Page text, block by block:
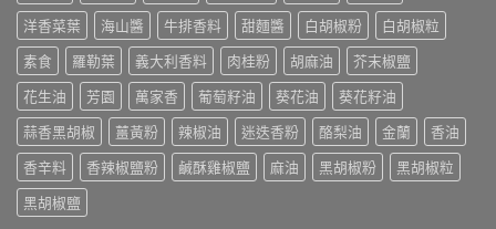
洋香菜葉
海山醬 牛排香料 甜麵醬 白胡椒粉
白胡椒粒
素食
羅勒葉 義大利香料 肉桂粉 胡麻油
芥末椒鹽
花生油
芳園 萬家香 葡萄籽油 葵花油
葵花籽油
蒜香黑胡椒
薑黃粉 辣椒油 迷迭香粉 酪梨油 金蘭
香油
香辛料
香辣椒鹽粉 鹹酥雞椒鹽 麻油 黑胡椒粉
黑胡椒粒
黑胡椒鹽